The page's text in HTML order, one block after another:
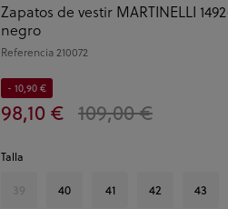
Zapatos de vestir MARTINELLI
negro
Referencia210072
98,10 € 109,00 €
- 10,90 €
Talla
39 40 41 42 43